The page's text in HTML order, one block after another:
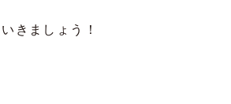
きましょう！